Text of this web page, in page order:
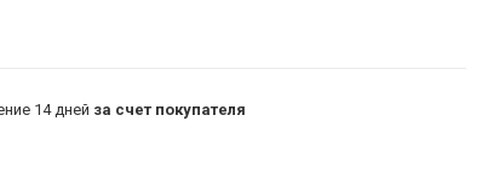
14 дней за счет покупателя